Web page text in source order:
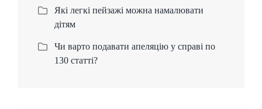
Які легкі пейзажі можна намалювати
дітям
Чи варто подавати апеляцію у справі по
130 статті?